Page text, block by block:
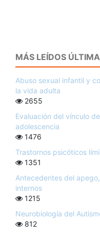
MÁS LEÍDOS
Abuso sexual infantil y
la vida adulta
2655
Evaluación del vínculo
adolescencia
1476
Trastornos psicóticos
1351
Antecedentes del
internos
1215
Neurobiología del
812